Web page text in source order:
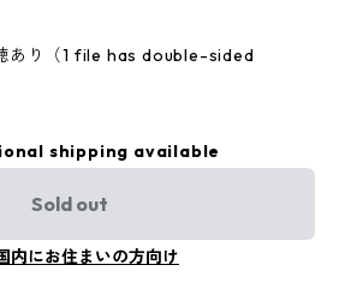
あり（1 file has double-sided
shipping available
Sold out
内にお住まいの方向け